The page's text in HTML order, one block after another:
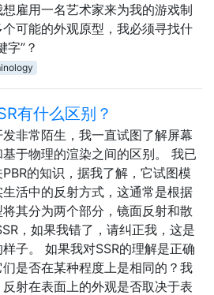
雇用一名艺术家来为我的游戏制
可能的外观原型，我必须寻找什
字”？
有什么区别？
非常陌生，我一直试图了解屏幕
于物理的渲染之间的区别。 我已
的知识，据我了解，它试图模
活中的反射方式，这通常是根据
其分为两个部分，镜面反射和散
，如果我错了，请纠正我，这是
子。 如果我对SSR的理解是正确
是否在某种程度上是相同的？我
射在表面上的外观是否取决于表